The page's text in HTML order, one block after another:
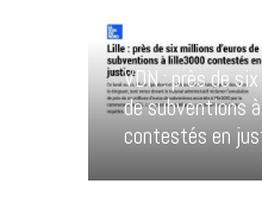
VDN : près de
de subventions
contestés en